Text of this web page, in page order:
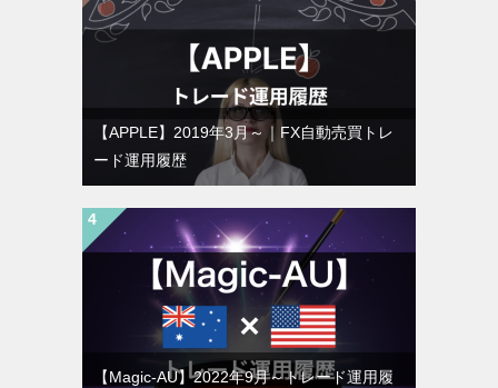
【APPLE】2019年3月～｜FX自動売買トレ
ード運用履歴
【Magic-AU】2022年9月～トレード運用履